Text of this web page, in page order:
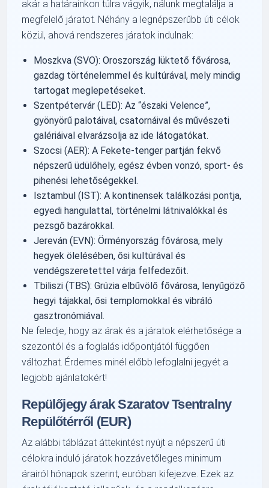
akár a határainkon túlra vágyik, nálunk megtalálja a
megfelelő járatot. Néhány a legnépszerűbb úti célok
közül, ahová rendszeres járatok indulnak:
Moszkva (SVO): Oroszország lüktető fővárosa,
gazdag történelemmel és kultúrával, mely mindig
tartogat meglepetéseket.
Szentpétervár (LED): Az “északi Velence”,
gyönyörű palotáival, csatornáival és művészeti
galériáival elvarázsolja az ide látogatókat.
Szocsi (AER): A Fekete-tenger partján fekvő
népszerű üdülőhely, egész évben vonzó, sport- és
pihenési lehetőségekkel.
Isztambul (IST): A kontinensek találkozási pontja,
egyedi hangulattal, történelmi látnivalókkal és
pezsgő bazárokkal.
Jereván (EVN): Örményország fővárosa, mely
hegyek ölelésében, ősi kultúrával és
vendégszeretettel várja felfedezőit.
Tbiliszi (TBS): Grúzia elbűvölő fővárosa, lenyűgöző
hegyi tájakkal, ősi templomokkal és vibráló
gasztronómiával.
Ne feledje, hogy az árak és a járatok elérhetősége a
szezontól és a foglalás időpontjától függően
változhat. Érdemes minél előbb lefoglalni jegyét a
legjobb ajánlatokért!
Repülőjegy árak Szaratov Tsentralny
Repülőtérről (EUR)
Az alábbi táblázat áttekintést nyújt a népszerű úti
célokra induló járatok hozzávetőleges minimum
árairól hónapok szerint, euróban kifejezve. Ezek az